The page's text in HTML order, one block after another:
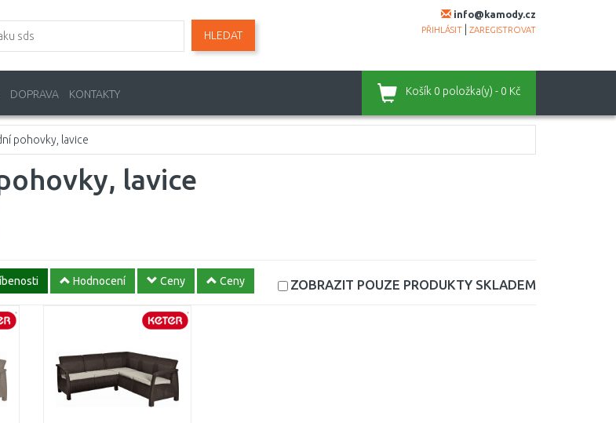
info@kamody.cz
PŘIHLÁSIT ZAREGISTROVAT
HLEDAT
DOPRAVA KONTAKTY Košík 0 položka(y) - 0 Kč
pohovky, lavice
lavice
Hodnocení Ceny Ceny ZOBRAZIT POUZE PRODUKTY SKLADEM